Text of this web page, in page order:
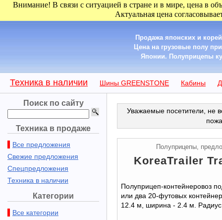
Внимание! В связи с ситуацией в стране и в мире, цена в
Актуальная цена
Продажа японских и
Цена на грузовые полу
Японии. Полуприцепы
Техника в наличии Шины GREENSTONE Кабины
Поиск по сайту
Техника в продаже
Все предложения
Свежие предложения
Спецпредложения
Техника в наличии
Категории
Все категории
Уважаемые посетители, не
Полуприцепы,
KoreaTrailer
Полуприцеп-контейнеровоз
или два 20-футовых
12.4 м, ширина - 2.4 м.